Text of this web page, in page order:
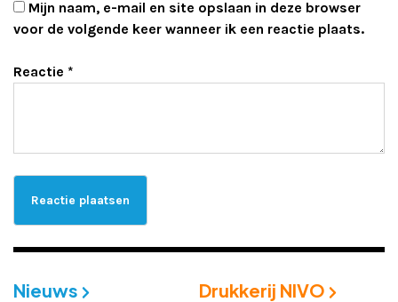
Mijn naam, e-mail en site opslaan in deze browser
voor de volgende keer wanneer ik een reactie plaats.
Reactie *
Nieuws Drukkerij NIVO